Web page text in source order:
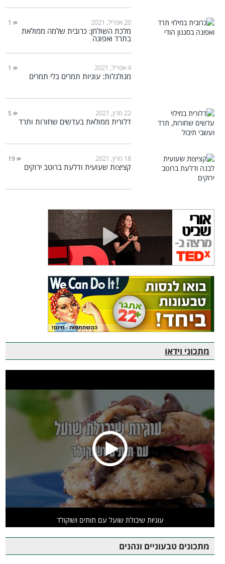
20 אפריל, 2021 1
מלכת השולחן: כרובית שלמה ממולאת
בתרד ואפונה
4 אפריל, 2021 1
מגולגלות: עוגיות תמרים בלי תמרים
22 מרץ, 2021 5
דלורית ממולאת בעדשים שחורות ותרד
18 מרץ, 2021 19
קציצות שעועית ודלעת ברוטב ירוקים
מתכוני וידאו
עוגיות שיבולת שועל עם תותים ושוקולד
מתכונים טבעוניים ונהנים